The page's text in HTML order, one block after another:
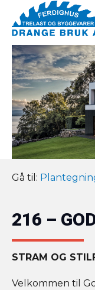
Gå til:
216 –
STRAM OG
Velkommen til